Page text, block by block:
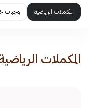
المكملات الرياضية وجبات
المكملات